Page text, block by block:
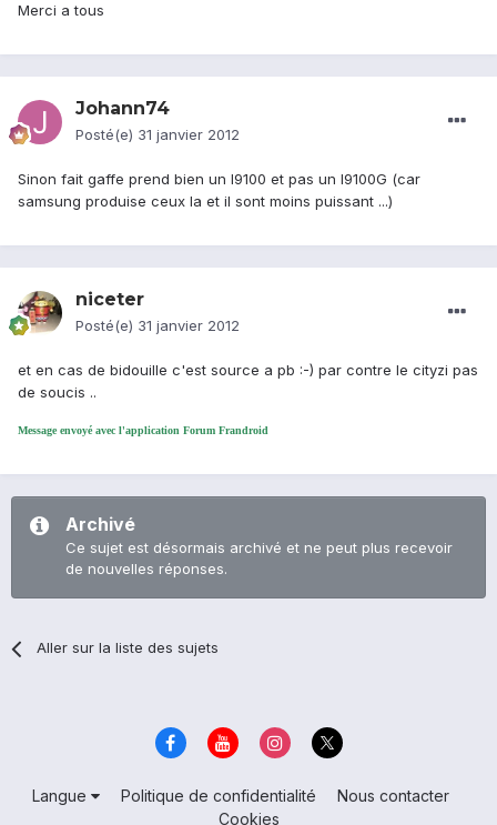
Merci a tous
Johann74
Posté(e) 31 janvier 2012
Sinon fait gaffe prend bien un I9100 et pas un I9100G (car
samsung produise ceux la et il sont moins puissant ...)
niceter
Posté(e) 31 janvier 2012
et en cas de bidouille c'est source a pb :-) par contre le cityzi pas
de soucis ..
Message envoyé avec l'application Forum Frandroid
Archivé
Ce sujet est désormais archivé et ne peut plus recevoir
de nouvelles réponses.
Aller sur la liste des sujets
Langue Politique de confidentialité
Nous contacter
Cookies